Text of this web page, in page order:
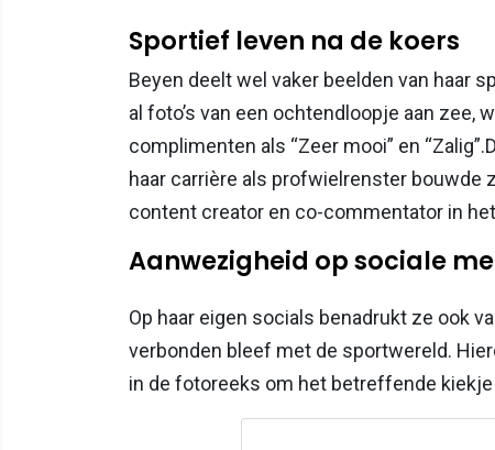
Sportief leven na de koers
Beyen deelt wel vaker beelden van haar
al foto’s van een ochtendloopje aan zee,
complimenten als “Zeer mooi” en
haar carrière als profwielrenster bouwde
content creator en co-commentator in
Aanwezigheid op sociale
Op haar eigen socials benadrukt ze ook
verbonden bleef met de sportwereld.
in de fotoreeks om het betreffende